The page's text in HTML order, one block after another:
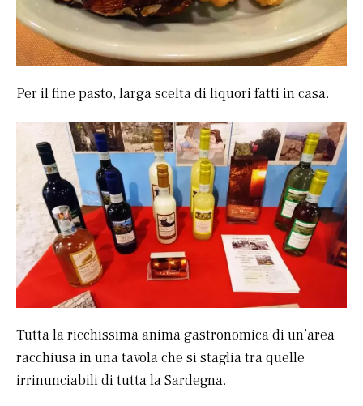
Per il fine pasto, larga scelta di liquori fatti in casa.
Tutta la ricchissima anima gastronomica di un’area
racchiusa in una tavola che si staglia tra quelle
irrinunciabili di tutta la Sardegna.